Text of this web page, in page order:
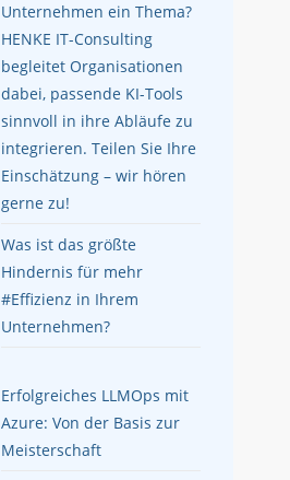
Unternehmen ein Thema?
HENKE IT-Consulting
begleitet Organisationen
dabei, passende KI-Tools
sinnvoll in ihre Abläufe zu
integrieren. Teilen Sie Ihre
Einschätzung – wir hören
gerne zu!
Was ist das größte
Hindernis für mehr
#Effizienz in Ihrem
Unternehmen?
Erfolgreiches LLMOps mit
Azure: Von der Basis zur
Meisterschaft